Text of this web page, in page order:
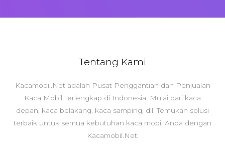
Tentang Kami
Kacamobil.Net adalah Pusat Penggantian dan Penjualan
Kaca Mobil Terlengkap di Indonesia. Mulai dari kaca
depan, kaca belakang, kaca samping, dll. Temukan solusi
terbaik untuk semua kebutuhan kaca mobil Anda dengan
Kacamobil.Net.